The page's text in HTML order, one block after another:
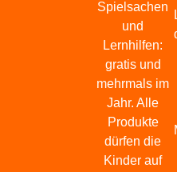
Blick aufs ProvenExpert-Profil
Spielsachen
und
Lernhilfen:
gratis und
mehrmals im
Jahr. Alle
Produkte
dürfen die
Kinder auf